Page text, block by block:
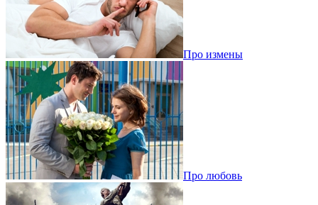
Про измены
Про любовь